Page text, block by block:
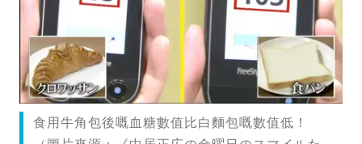
食用牛角包後嘅血糖數值比白麵包嘅數值低！